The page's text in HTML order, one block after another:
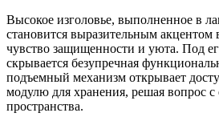
Высокое изголовье, выполненное в
становится выразительным акцентом
чувство защищенности и уюта. Под
скрывается безупречная
подъемный механизм открывает
модулю для хранения, решая вопрос с
пространства.